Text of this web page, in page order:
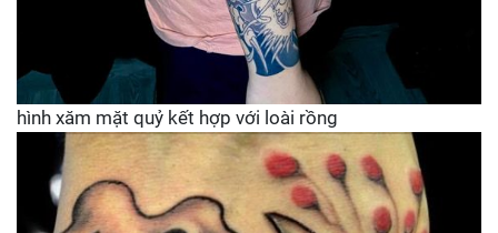
hình xăm mặt quỷ kết hợp với loài rồng